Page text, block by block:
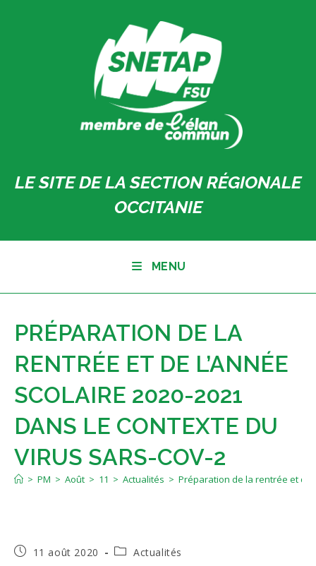
LE SITE DE LA SECTION RÉGIONALE
OCCITANIE
MENU
PRÉPARATION DE LA
RENTRÉE ET DE L’ANNÉE
SCOLAIRE 2020-2021
DANS LE CONTEXTE DU
VIRUS SARS-COV-2
> PM > Août > 11 > Actualités > Préparation de la rentrée et de
Publication
11 août 2020
PostActualités